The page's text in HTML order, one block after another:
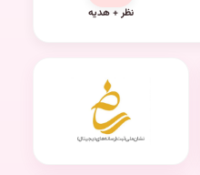
نظر + هدیه